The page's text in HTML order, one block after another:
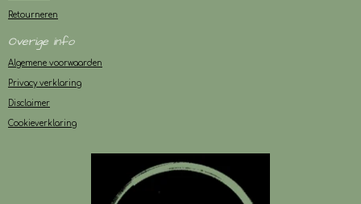
Retourneren
Overige info
Algemene voorwaarden
Privacy verklaring
Disclaimer
Cookieverklaring